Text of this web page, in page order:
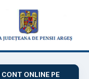
CONT ONLINE PE